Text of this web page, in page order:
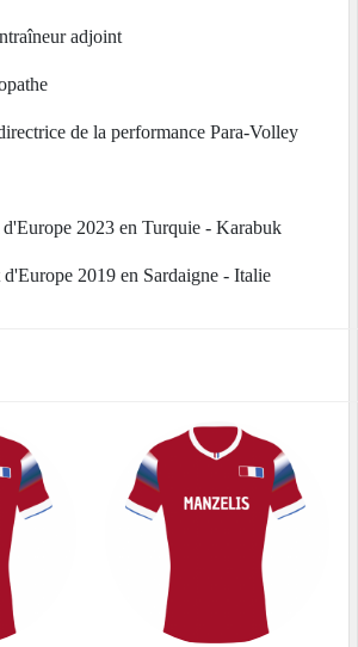
adjoint
de la performance Para-Volley
2023 en Turquie - Karabuk
2019 en Sardaigne - Italie